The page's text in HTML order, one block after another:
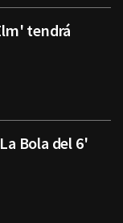
tendrá
Bola del 6'